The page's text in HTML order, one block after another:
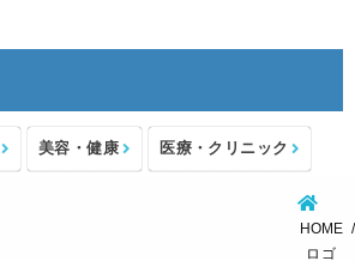
美容・健康 医療・クリニック
HOME
ロゴ